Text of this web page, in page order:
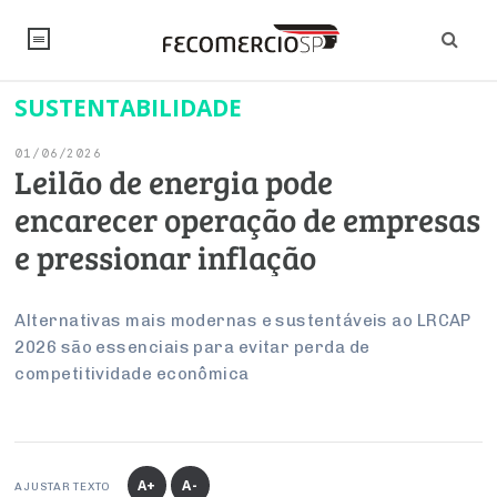
NOTÍCIAS
Editorial
Artigos
Institucional
PROJETOS ESPECIAIS:
UM BRASIL
Economia
Pesquisas
Internacional
Inteligência Artificial
Legislação
Trabalho
Empresas
Negócios
Varejo
ESG
Últimas Notícias
SINDICATOS
PESQUISAS
FALE CONOSCO
INSTITUCIONAL
Sobre
Negociações Coletivas
Conselho de Turismo
Conselho de Emprego e Relações do Trabalho
EMPRESAS
SUSTENTABILIDADE
01/06/2026
Leilão de energia pode
encarecer operação de empresas
e pressionar inflação
Alternativas mais modernas e sustentáveis ao LRCAP
2026 são essenciais para evitar perda de
competitividade econômica
AJUSTAR TEXTO A+ A-